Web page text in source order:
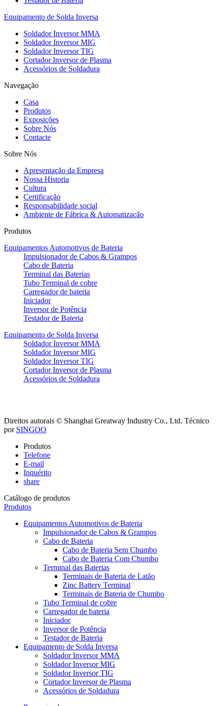
Equipamento de Solda Inversa
Soldador Inversor MMA
Soldador Inversor MIG
Soldador Inversor TIG
Cortador Inversor de Plasma
Acessórios de Soldadura
Navegação
Casa
Produtos
Exposições
Sobre Nós
Contacte
Sobre Nós
Apresentação da Empresa
Nossa Historia
Cultura
Certificação
Responsabilidade social
Ambiente de Fábrica & Automatização
Produtos
Equipamentos Automotivos de Bateria
Impulsionador de Cabos & Grampos
Cabo de Bateria
Terminal das Baterias
Tubo Terminal de cobre
Carregador de bateria
Iniciador
Inversor de Potência
Testador de Bateria
Equipamento de Solda Inversa
Soldador Inversor MMA
Soldador Inversor MIG
Soldador Inversor TIG
Cortador Inversor de Plasma
Acessórios de Soldadura
Direitos autorais © Shanghai Greatway Industry Co., Ltd. Técnico
por SINGOO
Produtos
Telefone
E-mail
Inquérito
share
Catálogo de produtos
Produtos
Equipamentos Automotivos de Bateria
Impulsionador de Cabos & Grampos
Cabo de Bateria
Cabo de Bateria Sem Chumbo
Cabo de Bateria Com Chumbo
Terminal das Baterias
Terminais de Bateria de Latão
Zinc Battery Terminal
Terminais de Bateria de Chumbo
Tubo Terminal de cobre
Carregador de bateria
Iniciador
Inversor de Potência
Testador de Bateria
Equipamento de Solda Inversa
Soldador Inversor MMA
Soldador Inversor MIG
Soldador Inversor TIG
Cortador Inversor de Plasma
Acessórios de Soldadura